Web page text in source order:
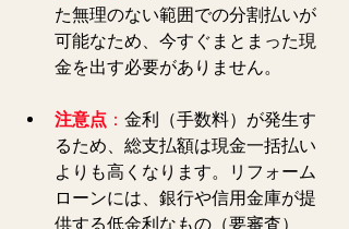
た無理のない範囲での分割払いが
可能なため、今すぐまとまった現
金を出す必要がありません。
注意点 ： 金利（手数料）が発生す
るため、総支払額は現金一括払い
よりも高くなります。リフォーム
ローンには、銀行や信用金庫が提
供する低金利なもの（要審査）